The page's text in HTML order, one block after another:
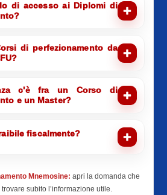
di accesso ai Diplomi di
di perfezionamento da
c'è fra un Corso di
e un Master?
fiscalmente?
Mnemosine: apri la domanda che
subito l’informazione utile.